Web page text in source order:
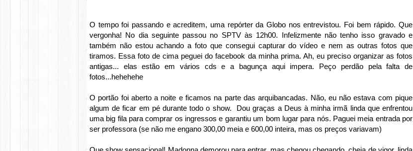
O tempo foi passando e acreditem, uma repórter da Globo nos entrevistou. Foi bem rápido. Que
vergonha! No dia seguinte passou no SPTV às 12h00. Infelizmente não tenho isso gravado e
também não estou achando a foto que consegui capturar do vídeo e nem as outras fotos que
tiramos. Essa foto de cima peguei do facebook da minha prima. Ah, eu preciso organizar as fotos
antigas... elas estão em vários cds e a bagunça aqui impera. Peço perdão pela falta de
fotos...hehehehe
O portão foi aberto a noite e ficamos na parte das arquibancadas. Não, eu não estava com pique
algum de ficar em pé durante todo o show. Dou graças a Deus à minha irmã linda que enfrentou
uma big fila para comprar os ingressos e garantiu um bom lugar para nós. Paguei meia entrada por
ser professora (se não me engano 300,00 meia e 600,00 inteira, mas os preços variavam)